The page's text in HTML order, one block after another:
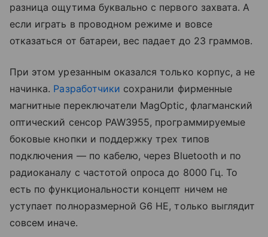
разница ощутима буквально с первого захвата. А
если играть в проводном режиме и вовсе
отказаться от батареи, вес падает до 23 граммов.
При этом урезанным оказался только корпус, а не
начинка. Разработчики сохранили фирменные
магнитные переключатели MagOptic, флагманский
оптический сенсор PAW3955, программируемые
боковые кнопки и поддержку трех типов
подключения — по кабелю, через Bluetooth и по
радиоканалу с частотой опроса до 8000 Гц. То
есть по функциональности концепт ничем не
уступает полноразмерной G6 HE, только выглядит
совсем иначе.